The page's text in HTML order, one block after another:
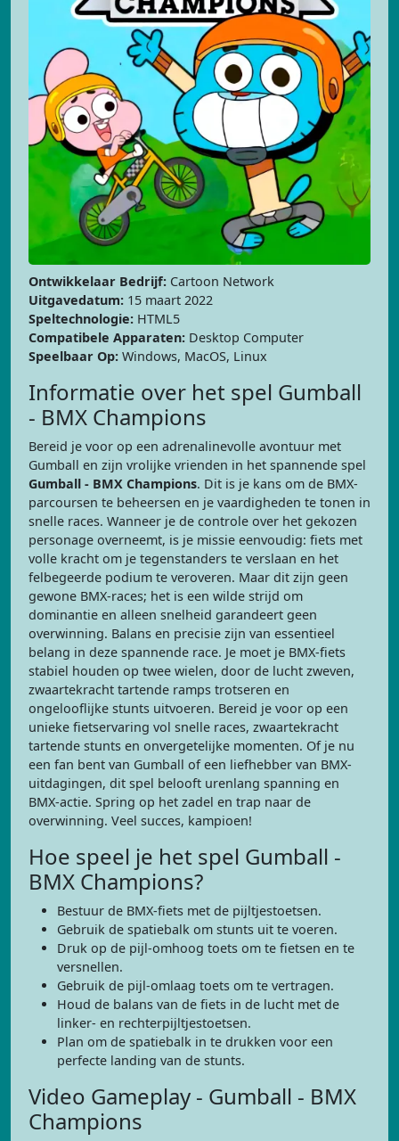
Ontwikkelaar Bedrijf: Cartoon Network
Uitgavedatum: 15 maart 2022
Speltechnologie: HTML5
Compatibele Apparaten: Desktop Computer
Speelbaar Op: Windows, MacOS, Linux
Informatie over het spel Gumball
- BMX Champions
Bereid je voor op een adrenalinevolle avontuur met
Gumball en zijn vrolijke vrienden in het spannende spel
Gumball - BMX Champions. Dit is je kans om de BMX-
parcoursen te beheersen en je vaardigheden te tonen in
snelle races. Wanneer je de controle over het gekozen
personage overneemt, is je missie eenvoudig: fiets met
volle kracht om je tegenstanders te verslaan en het
felbegeerde podium te veroveren. Maar dit zijn geen
gewone BMX-races; het is een wilde strijd om
dominantie en alleen snelheid garandeert geen
overwinning. Balans en precisie zijn van essentieel
belang in deze spannende race. Je moet je BMX-fiets
stabiel houden op twee wielen, door de lucht zweven,
zwaartekracht tartende ramps trotseren en
ongelooflijke stunts uitvoeren. Bereid je voor op een
unieke fietservaring vol snelle races, zwaartekracht
tartende stunts en onvergetelijke momenten. Of je nu
een fan bent van Gumball of een liefhebber van BMX-
uitdagingen, dit spel belooft urenlang spanning en
BMX-actie. Spring op het zadel en trap naar de
overwinning. Veel succes, kampioen!
Hoe speel je het spel Gumball -
BMX Champions?
Bestuur de BMX-fiets met de pijltjestoetsen.
Gebruik de spatiebalk om stunts uit te voeren.
Druk op de pijl-omhoog toets om te fietsen en te
versnellen.
Gebruik de pijl-omlaag toets om te vertragen.
Houd de balans van de fiets in de lucht met de
linker- en rechterpijltjestoetsen.
Plan om de spatiebalk in te drukken voor een
perfecte landing van de stunts.
Video Gameplay - Gumball - BMX
Champions